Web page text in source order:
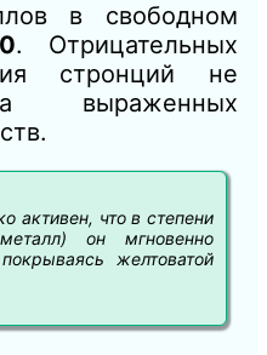
в свободном
0. Отрицательных
стронций не
выраженных
активен, что в степени
он мгновенно
желтоватой